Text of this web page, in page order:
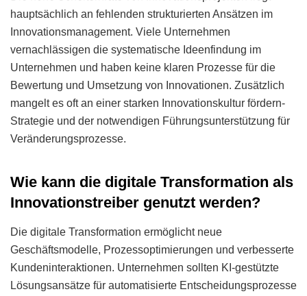
hauptsächlich an fehlenden strukturierten Ansätzen im
Innovationsmanagement. Viele Unternehmen
vernachlässigen die systematische Ideenfindung im
Unternehmen und haben keine klaren Prozesse für die
Bewertung und Umsetzung von Innovationen. Zusätzlich
mangelt es oft an einer starken Innovationskultur fördern-
Strategie und der notwendigen Führungsunterstützung für
Veränderungsprozesse.
Wie kann die digitale Transformation als
Innovationstreiber genutzt werden?
Die digitale Transformation ermöglicht neue
Geschäftsmodelle, Prozessoptimierungen und verbesserte
Kundeninteraktionen. Unternehmen sollten KI-gestützte
Lösungsansätze für automatisierte Entscheidungsprozesse